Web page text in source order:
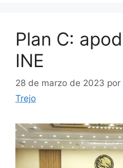
Plan C:
INE
28 de marzo de 2023 por
Trejo